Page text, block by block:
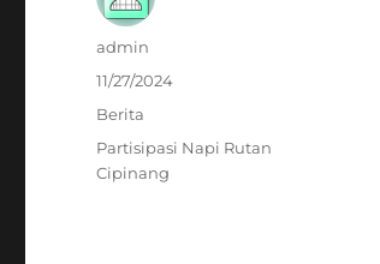
Author
admin
Posted
11/27/2024
Categories
Berita
Tags
Partisipasi Napi Rutan
Cipinang